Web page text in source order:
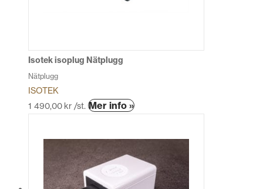
Isotek isoplug Nätplugg
Nätplugg
ISOTEK
1 490,00 kr /st. Mer info »